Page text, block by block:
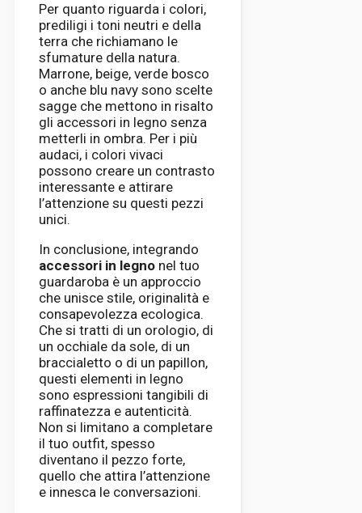
Per quanto riguarda i colori,
prediligi i toni neutri e della
terra che richiamano le
sfumature della natura.
Marrone, beige, verde bosco
o anche blu navy sono scelte
sagge che mettono in risalto
gli accessori in legno senza
metterli in ombra. Per i più
audaci, i colori vivaci
possono creare un contrasto
interessante e attirare
l’attenzione su questi pezzi
unici.
In conclusione, integrando
accessori in legno nel tuo
guardaroba è un approccio
che unisce stile, originalità e
consapevolezza ecologica.
Che si tratti di un orologio, di
un occhiale da sole, di un
braccialetto o di un papillon,
questi elementi in legno
sono espressioni tangibili di
raffinatezza e autenticità.
Non si limitano a completare
il tuo outfit, spesso
diventano il pezzo forte,
quello che attira l’attenzione
e innesca le conversazioni.